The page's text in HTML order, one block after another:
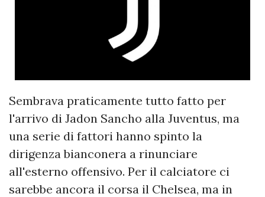
Sembrava praticamente tutto fatto per
l'arrivo di Jadon Sancho alla Juventus, ma
una serie di fattori hanno spinto la
dirigenza bianconera a rinunciare
all'esterno offensivo. Per il calciatore ci
sarebbe ancora il corsa il Chelsea, ma in